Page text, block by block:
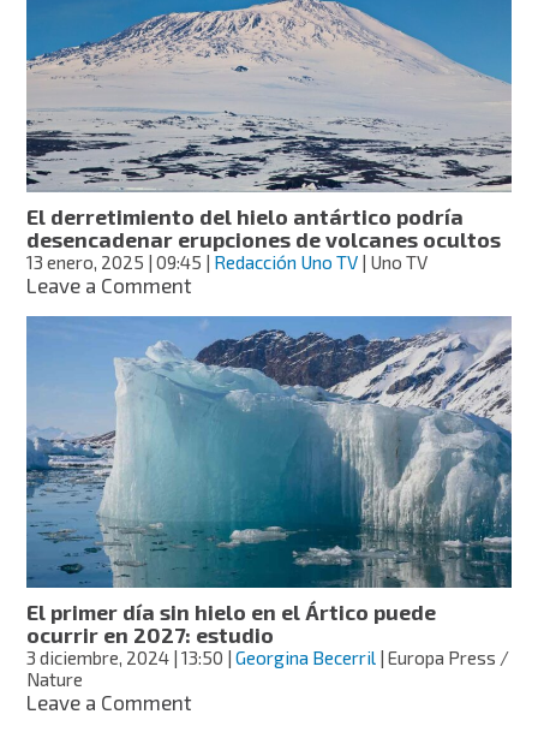
rápido
que
el
mundo:
lanza
alerta
El derretimiento del hielo antártico podría
desencadenar erupciones de volcanes ocultos
13 enero, 2025 | 09:45 | Redacción Uno TV | Uno TV
Leave a Commenton
derretimiento
del
hielo
antártico
desencadenar
erupciones
volcanes
ocultos
El primer día sin hielo en el Ártico puede
ocurrir en 2027: estudio
3 diciembre, 2024 | 13:50 |Georgina Becerril | Europa Press /
Nature
Leave a Commenton